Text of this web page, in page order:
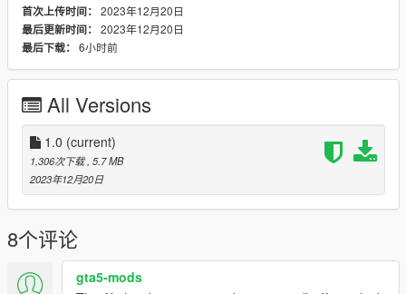
首次上传时间： 2023年12月20日
最后更新时间： 2023年12月20日
最后下载： 6小时前
All Versions
1.0 (current)
1,306次下载 , 5.7 MB
2023年12月20日
8个评论
gta5-mods